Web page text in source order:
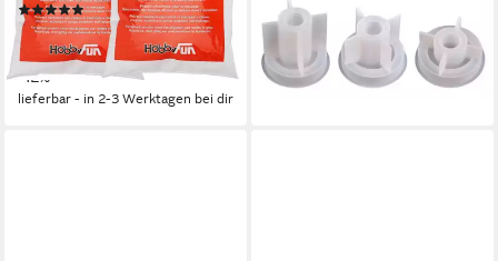
(4)
52,90 € UVP 59,99 €
(5,29 €/ 1 kg)
-12%
lieferbar - in 2-3 Werktagen bei dir
-58%
lieferbar - in 9-11 Werktagen bei
dir